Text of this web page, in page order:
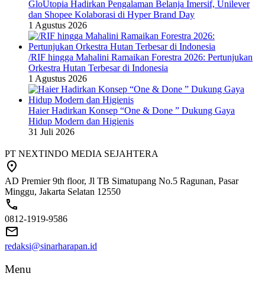
GloUtopia Hadirkan Pengalaman Belanja Imersif, Unilever
dan Shopee Kolaborasi di Hyper Brand Day
1 Agustus 2026
/RIF hingga Mahalini Ramaikan Forestra 2026: Pertunjukan
Orkestra Hutan Terbesar di Indonesia
1 Agustus 2026
Haier Hadirkan Konsep “One & Done ” Dukung Gaya
Hidup Modern dan Higienis
31 Juli 2026
PT NEXTINDO MEDIA SEJAHTERA
AD Premier 9th floor, Jl TB Simatupang No.5 Ragunan, Pasar
Minggu, Jakarta Selatan 12550
0812-1919-9586
redaksi@sinarharapan.id
Menu